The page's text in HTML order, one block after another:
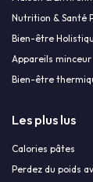
Nutrition & Santé
Bien-être
Appareils
Bien-être
Les plus lus
Calories pâtes
Perdez du poids